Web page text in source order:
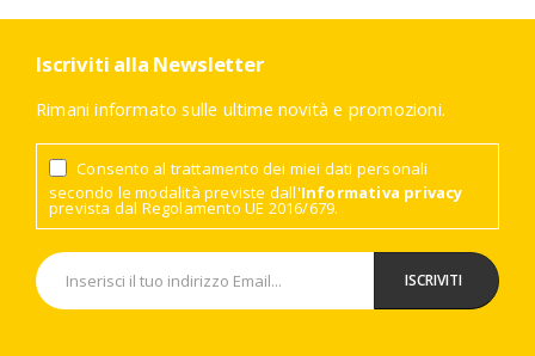
Iscriviti alla Newsletter
Rimani informato sulle ultime novità e promozioni.
Consento al trattamento dei miei dati personali
secondo le modalità previste dall'Informativa privacy
prevista dal Regolamento UE 2016/679.